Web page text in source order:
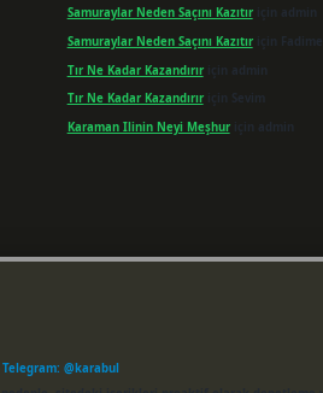
Samuraylar Neden Saçını Kazıtıriçin admin
Samuraylar Neden Saçını Kazıtıriçin Fadime
Tır Ne Kadar Kazandırıriçin admin
Tır Ne Kadar Kazandırıriçin Sevim
Karaman Ilinin Neyi Meşhuriçin admin
Telegram: @karabul